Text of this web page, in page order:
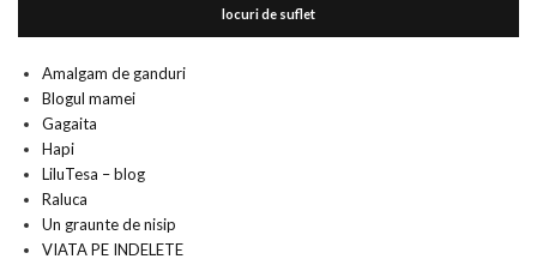
locuri de suflet
Amalgam de ganduri
Blogul mamei
Gagaita
Hapi
LiluTesa – blog
Raluca
Un graunte de nisip
VIATA PE INDELETE